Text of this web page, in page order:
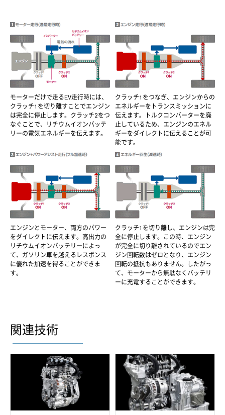
モーターだけで走るEV走行時には、
クラッチ1を切り離すことでエンジン
は完全に停止します。クラッチ2をつ
なぐことで、リチウムイオンバッテ
リーの電気エネルギーを伝えます。
クラッチ1をつなぎ、エンジンからの
エネルギーをトランスミッションに
伝えます。トルクコンバーターを廃
止しているため、エンジンのエネル
ギーをダイレクトに伝えることが可
能です。
エンジンとモーター、両方のパワー
をダイレクトに伝えます。高出力の
リチウムイオンバッテリーによっ
て、ガソリン車を越えるレスポンス
に優れた加速を得ることができま
す。
クラッチ1を切り離し、エンジンは完
全に停止します。この時、エンジン
が完全に切り離されているのでエン
ジン回転数はゼロとなり、エンジン
回転の抵抗もありません。したがっ
て、モーターから無駄なくバッテリ
ーに充電することができます。
関連技術